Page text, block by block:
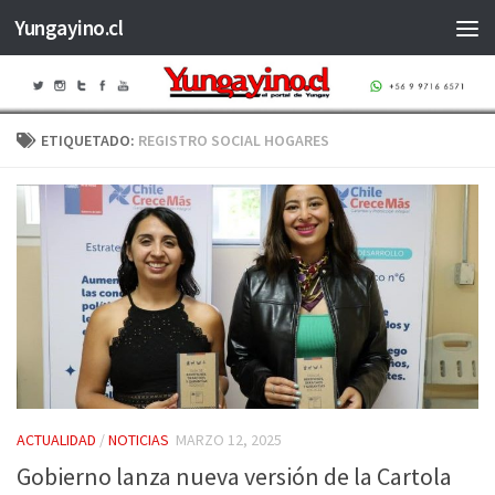
Saltar al contenido
Yungayino.cl
ETIQUETADO: REGISTRO SOCIAL HOGARES
ACTUALIDAD /NOTICIAS MARZO 12, 2025
Gobierno lanza nueva versión de la Cartola